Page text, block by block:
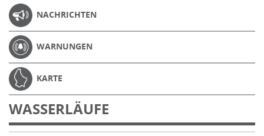
NACHRICHTEN
WARNUNGEN
KARTE
WASSERLÄUFE